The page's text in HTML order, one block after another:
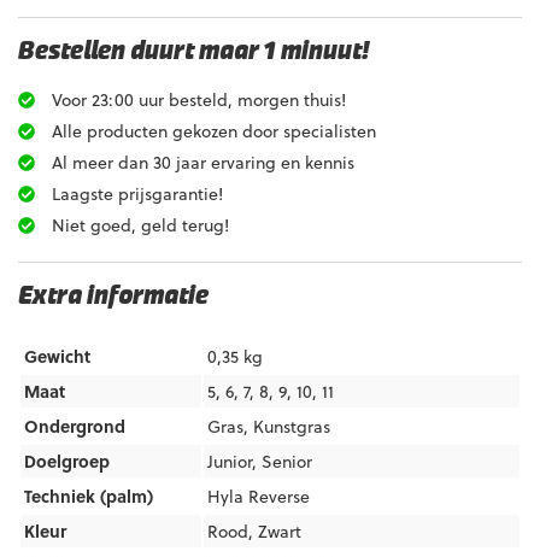
Bestellen duurt maar 1 minuut!
Voor 23:00 uur besteld, morgen thuis!
Alle producten gekozen door specialisten
Al meer dan 30 jaar ervaring en kennis
Laagste prijsgarantie!
Niet goed, geld terug!
Extra informatie
Gewicht
0,35 kg
Maat
5, 6, 7, 8, 9, 10, 11
Ondergrond
Gras, Kunstgras
Doelgroep
Junior, Senior
Techniek (palm)
Hyla Reverse
Kleur
Rood, Zwart